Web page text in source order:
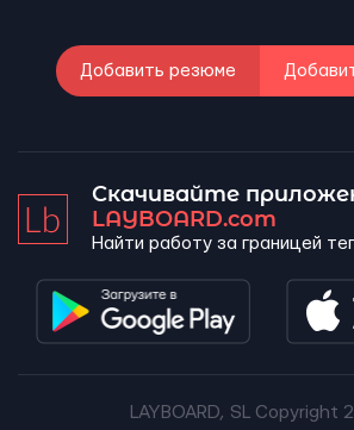
Добавить резюме
Скачивайте
LAYBOARD.com
Найти работу за границей
LAYBOARD, SL Copyright